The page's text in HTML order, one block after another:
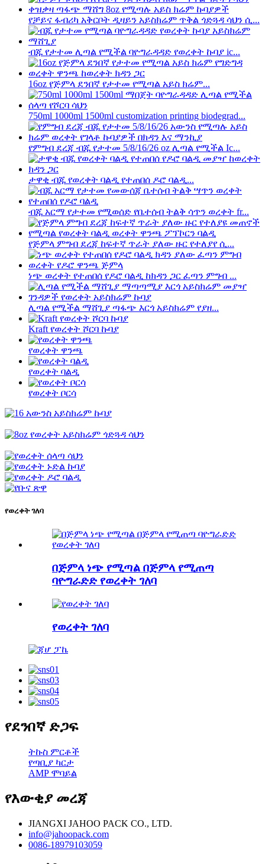
የቻይና ፋብሪካ አቅርቦት ዲዛይን አይስክሬም ጥቅል ጎድጓዳ ሳህን ሲ...
ብጁ የታተመ ሊጣል የሚችል ባዮግራዳዳድ የወረቀት ኩባያ ic...
16oz የጅምላ ደንበኛ የታተመ የሚጣል አይስ ክሬም...
750ml 1000ml 1500ml customization printing biodegrad...
የምግብ ደረጃ ብጁ የታተመ 5/8/16/26 oz ሊጣል የሚችል Ic...
ታዋቂ ብጁ የወረቀት ባልዲ የተጠበሰ ዶሮ ባልዲ...
ብጁ አርማ የታተመ የሚወሰድ የቤተሰብ ትልቅ ሳጥን ወረቀት fr...
የጅምላ ምግብ ደረጃ ከፍተኛ ጥራት ያለው ዙር የተለያየ ሲ...
ነጭ ወረቀት የተጠበሰ የዶሮ ባልዲ ከክዳን ጋር ፈጣን ምግብ ...
ሊጣል የሚችል ማሸጊያ ጣፋጭ እርጎ አይስክሬም የያዘ...
Kraft የወረቀት ሾርባ ኩባያ
የወረቀት ዋንጫ
የወረቀት ባልዲ
የወረቀት ቦርሳ
የወረቀት ገለባ
በጅምላ ነጭ የሚጣል በጅምላ የሚጠጣ
ባዮግራድድ የወረቀት ገለባ
የወረቀት ገለባ
የደንበኛ ድጋፍ
ትኩስ ምርቶች
የጣቢያ ካርታ
AMP ሞባይል
የእውቂያ መረጃ
JIANGXI JAHOO PACK CO., LTD.
info@jahoopack.com
0086-18979103059